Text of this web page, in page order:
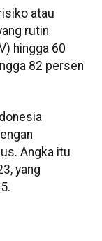
atau
rutin
hingga 60
82 persen
Angka itu
yang